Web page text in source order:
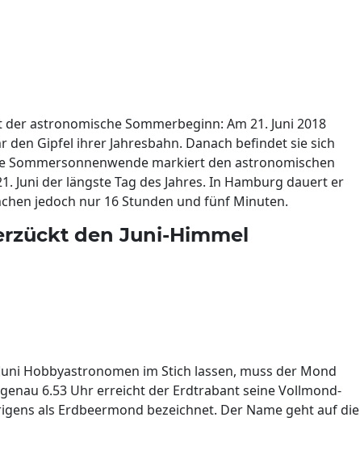
astronomische Sommerbeginn: Am 21. Juni 2018
den Gipfel ihrer Jahresbahn. Danach befindet sie sich
Sommersonnenwende markiert den astronomischen
Juni der längste Tag des Jahres. In Hamburg dauert er
jedoch nur 16 Stunden und fünf Minuten.
den Juni-Himmel
Hobbyastronomen im Stich lassen, muss der Mond
6.53 Uhr erreicht der Erdtrabant seine Vollmond-
als Erdbeermond bezeichnet. Der Name geht auf die